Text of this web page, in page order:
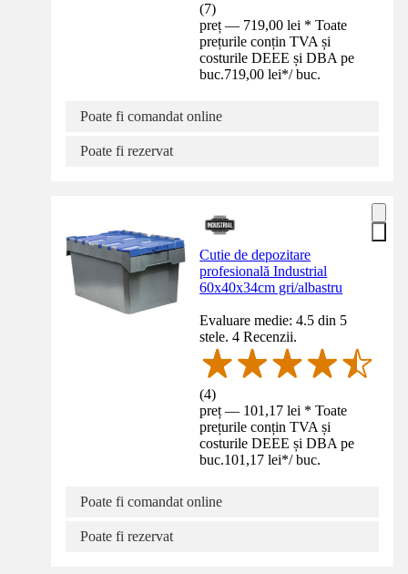
(7)
preț — 719,00 lei * Toate
prețurile conțin TVA și
costurile DEEE și DBA pe
buc.719,00 lei*/ buc.
Poate fi comandat online
Poate fi rezervat
Cutie de depozitare
profesională Industrial
60x40x34cm gri/albastru
Evaluare medie: 4.5 din 5
stele. 4 Recenzii.
(4)
preț — 101,17 lei * Toate
prețurile conțin TVA și
costurile DEEE și DBA pe
buc.101,17 lei*/ buc.
Poate fi comandat online
Poate fi rezervat